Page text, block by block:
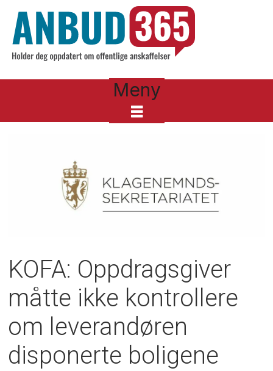
Meny
KOFA: Oppdragsgiver
måtte ikke kontrollere
om leverandøren
disponerte boligene